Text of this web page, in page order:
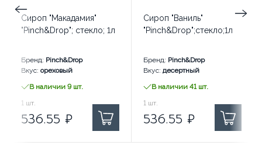
Сироп "Макадамия"
"Pinch&Drop"; стекло; 1л
Бренд: Pinch&Drop
Вкус: ореховый
В наличии 9 шт.
536.55
1 шт.
536.55 ₽
Сироп "Ваниль"
"Pinch&Drop";стекло;1л
Бренд: Pinch&Drop
Вкус: десертный
В наличии 41 шт.
536.55
1 шт.
536.55 ₽